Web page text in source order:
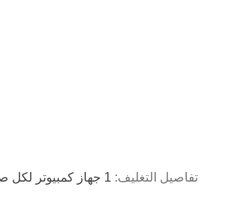
تفاصيل التغليف: 1 جهاز كمبيوتر لكل صندوق ، 10 جهاز كمبيوتر لكل كرتون